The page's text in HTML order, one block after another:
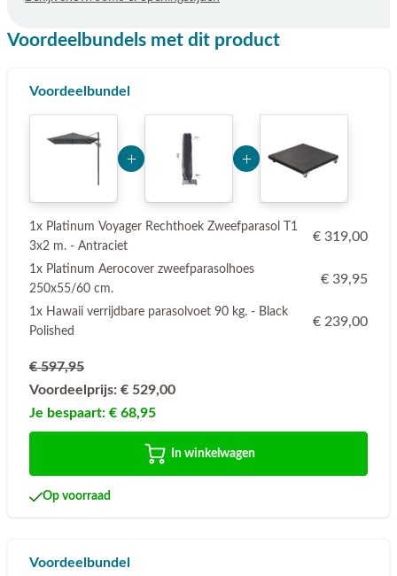
Voordeelbundels met dit product
Voordeelbundel
1x Platinum Voyager Rechthoek Zweefparasol T1
3x2 m. - Antraciet
€ 319,00
1x Platinum Aerocover zweefparasolhoes
250x55/60 cm.
€ 39,95
1x Hawaii verrijdbare parasolvoet 90 kg. - Black
Polished
€ 239,00
€ 597,95
Voordeelprijs: € 529,00
Je bespaart: € 68,95
In winkelwagen
Op voorraad
Voordeelbundel